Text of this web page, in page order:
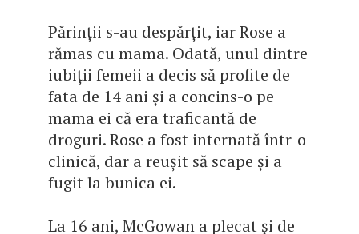
Părinții s-au despărțit, iar Rose a
rămas cu mama. Odată, unul dintre
iubiții femeii a decis să profite de
fata de 14 ani și a concins-o pe
mama ei că era traficantă de
droguri. Rose a fost internată într-o
clinică, dar a reușit să scape și a
fugit la bunica ei.
La 16 ani, McGowan a plecat și de